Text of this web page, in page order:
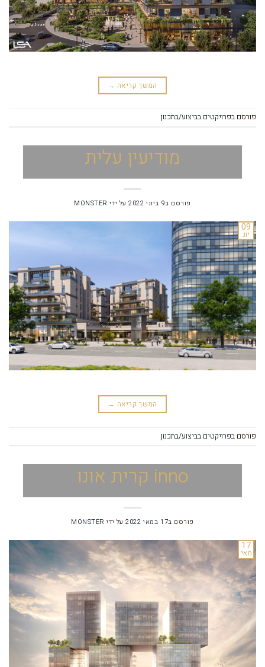
המשך קריאה →
פורסם בפרויקטים בביצוע/בתכנון
מודיעין עלית
פורסם ב9 ביוני 2022 על ידי MONSTER
09
יונ
המשך קריאה →
פורסם בפרויקטים בביצוע/בתכנון
inno קרית אונו
פורסם ב17 במאי 2022 על ידי MONSTER
17
מאי